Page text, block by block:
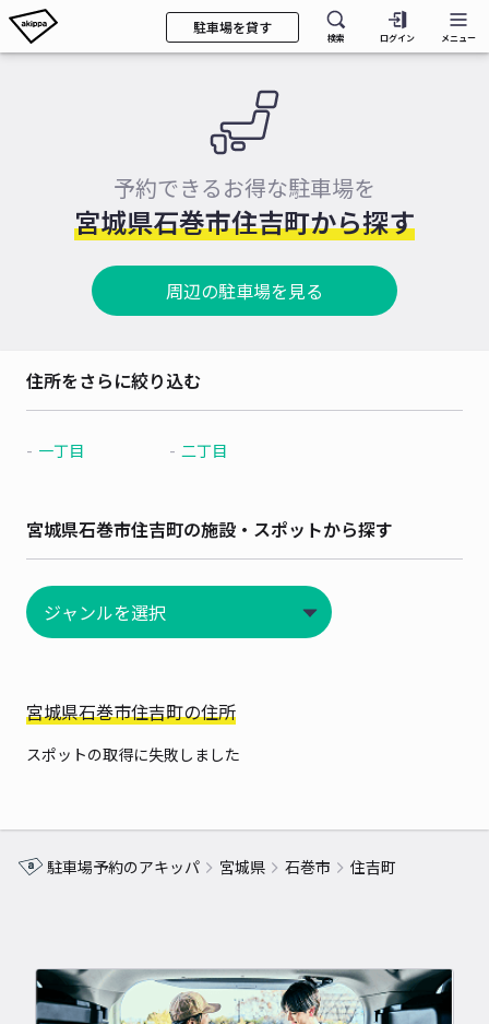
駐車場を貸す
検索 ログイン メニュー
予約できるお得な駐車場を
宮城県石巻市住吉町から探す
周辺の駐車場を見る
住所をさらに絞り込む
一丁目 二丁目
宮城県石巻市住吉町の施設・スポットから探す
宮城県石巻市住吉町の住所
スポットの取得に失敗しました
駐車場予約のアキッパ 宮城県 石巻市 住吉町